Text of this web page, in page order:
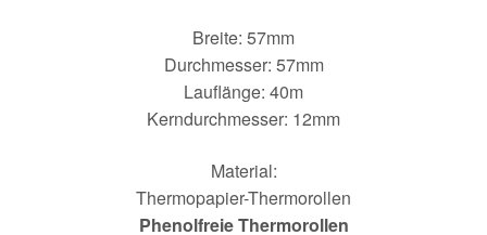
Breite: 57mm
Durchmesser: 57mm
Lauflänge: 40m
Kerndurchmesser: 12mm
Material:
Thermopapier-Thermorollen
Phenolfreie Thermorollen